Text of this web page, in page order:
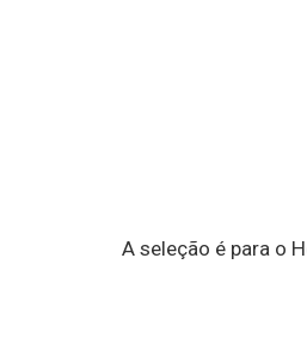
A seleção é para o